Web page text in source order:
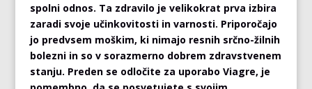
spolni odnos. Ta zdravilo je velikokrat prva izbira
zaradi svoje učinkovitosti in varnosti. Priporočajo
jo predvsem moškim, ki nimajo resnih srčno-žilnih
bolezni in so v sorazmerno dobrem zdravstvenem
stanju. Preden se odločite za uporabo Viagre, je